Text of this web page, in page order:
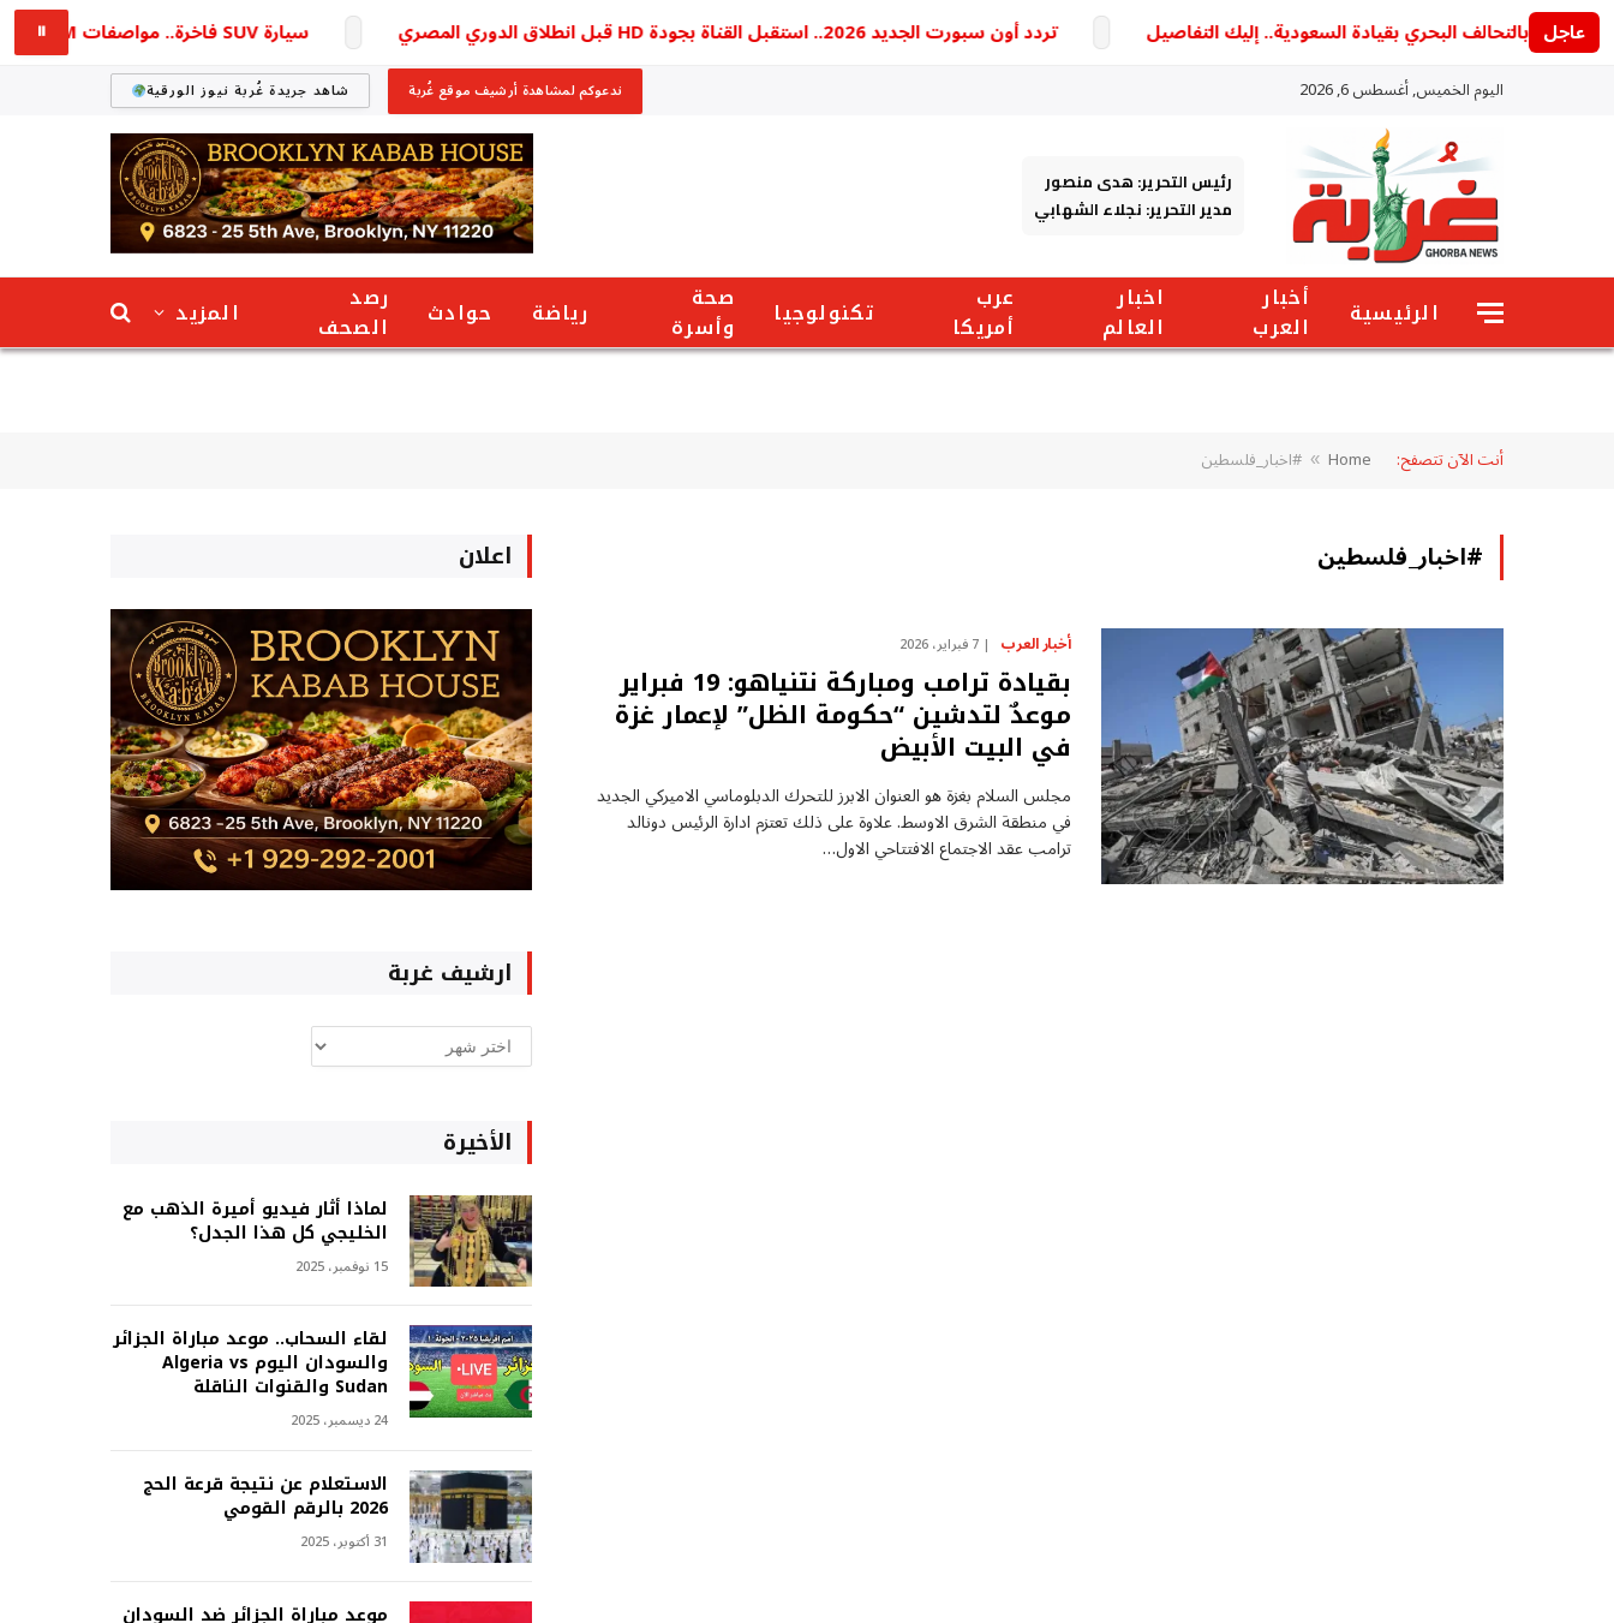
عاجل تردد أون سبورت الجديد 2026.. استقبل القناة بجودة HD قبل انطلاق الدوري المصري سيارة SUV فاخرة.. مواصفات KGM اكتيون 2026 في مصر ⏸
اليوم الخميس, أغسطس 6, 2026 ندعوكم لمشاهدة أرشيف موقع غُربة شاهد جريدة غُربة نيوز الورقية
رئيس التحرير: هدى منصور
مدير التحرير: نجلاء الشهابي
الرئيسية
أخبار
العرب
اخبار
العالم
عرب
أمريكا
تكنولوجيا
صحة
وأسرة
رياضة حوادث
رصد
الصحف
المزيد
أنت الآن تتصفح: Home
» #اخبار_فلسطين
#اخبار_فلسطين
أخبار العرب 7 فبراير، 2026
بقيادة ترامب ومباركة نتنياهو: 19 فبراير
موعدٌ لتدشين “حكومة الظل” لإعمار غزة
في البيت الأبيض
مجلس السلام بغزة هو العنوان الابرز للتحرك الدبلوماسي الاميركي الجديد
في منطقة الشرق الاوسط. علاوة على ذلك تعتزم ادارة الرئيس دونالد
ترامب عقد الاجتماع الافتتاحي الاول…
اعلان
ارشيف غربة
ارشيف
غربة
الأخيرة
لماذا أثار فيديو أميرة الذهب مع
الخليجي كل هذا الجدل؟
15 نوفمبر، 2025
لقاء السحاب.. موعد مباراة الجزائر
والسودان اليوم Algeria vs
Sudan والقنوات الناقلة
24 ديسمبر، 2025
الاستعلام عن نتيجة قرعة الحج
2026 بالرقم القومي
31 أكتوبر، 2025
موعد مباراة الجزائر ضد السودان